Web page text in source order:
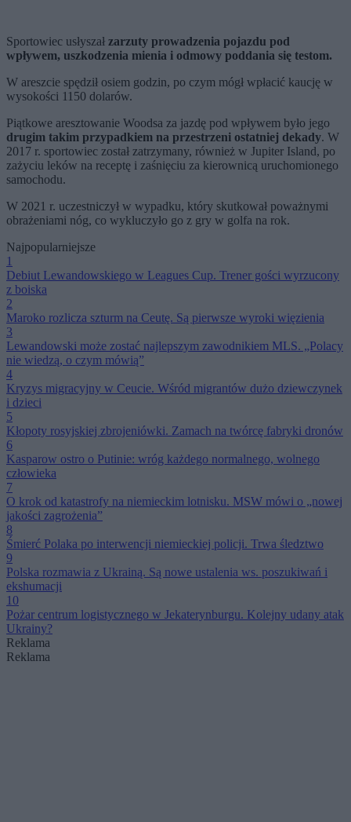
Sportowiec usłyszał zarzuty prowadzenia pojazdu pod
wpływem, uszkodzenia mienia i odmowy poddania się testom.
W areszcie spędził osiem godzin, po czym mógł wpłacić kaucję w
wysokości 1150 dolarów.
Piątkowe aresztowanie Woodsa za jazdę pod wpływem było jego
drugim takim przypadkiem na przestrzeni ostatniej dekady. W
2017 r. sportowiec został zatrzymany, również w Jupiter Island, po
zażyciu leków na receptę i zaśnięciu za kierownicą uruchomionego
samochodu.
W 2021 r. uczestniczył w wypadku, który skutkował poważnymi
obrażeniami nóg, co wykluczyło go z gry w golfa na rok.
Najpopularniejsze
1
Debiut Lewandowskiego w Leagues Cup. Trener gości wyrzucony
z boiska
2
Maroko rozlicza szturm na Ceutę. Są pierwsze wyroki więzienia
3
Lewandowski może zostać najlepszym zawodnikiem MLS. „Polacy
nie wiedzą, o czym mówią”
4
Kryzys migracyjny w Ceucie. Wśród migrantów dużo dziewczynek
i dzieci
5
Kłopoty rosyjskiej zbrojeniówki. Zamach na twórcę fabryki dronów
6
Kasparow ostro o Putinie: wróg każdego normalnego, wolnego
człowieka
7
O krok od katastrofy na niemieckim lotnisku. MSW mówi o „nowej
jakości zagrożenia”
8
Śmierć Polaka po interwencji niemieckiej policji. Trwa śledztwo
9
Polska rozmawia z Ukrainą. Są nowe ustalenia ws. poszukiwań i
ekshumacji
10
Pożar centrum logistycznego w Jekaterynburgu. Kolejny udany atak
Ukrainy?
Reklama
Reklama